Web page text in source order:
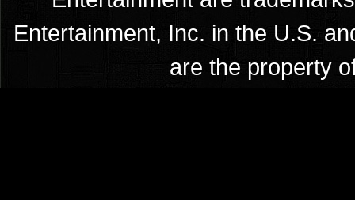
Entertainment, Inc. in the U.S.
are the property